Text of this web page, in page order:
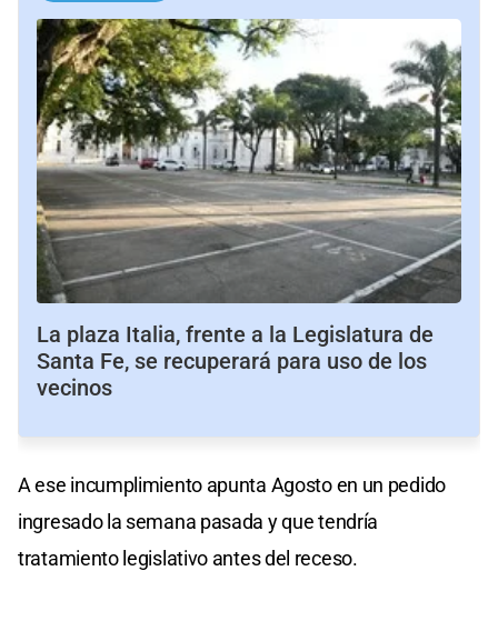
La plaza Italia, frente a la Legislatura de
Santa Fe, se recuperará para uso de los
vecinos
A ese incumplimiento apunta Agosto en un pedido
ingresado la semana pasada y que tendría
tratamiento legislativo antes del receso.